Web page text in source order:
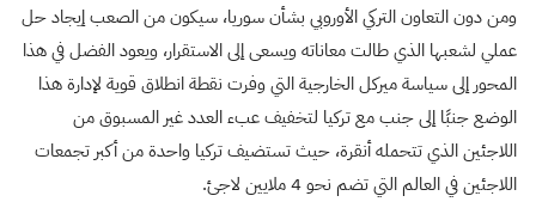
ومن دون التعاون التركي الأوروبي بشأن سوريا، سيكون من الصعب إيجاد حل
عملي لشعبها الذي طالت معاناته ويسعى إلى الاستقرار، ويعود الفضل في هذا
المحور إلى سياسة ميركل الخارجية التي وفرت نقطة انطلاق قوية لإدارة هذا
الوضع جنبًا إلى جنب مع تركيا لتخفيف عبء العدد غير المسبوق من
اللاجئين الذي تتحمله أنقرة، حيث تستضيف تركيا واحدة من أكبر تجمعات
اللاجئين في العالم التي تضم نحو 4 ملايين لاجئ.